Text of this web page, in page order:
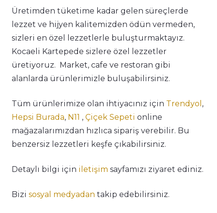
Üretimden tüketime kadar gelen süreçlerde
lezzet ve hijyen kalitemizden ödün vermeden,
sizleri en özel lezzetlerle buluşturmaktayız.
Kocaeli Kartepede sizlere özel lezzetler
üretiyoruz. Market, cafe ve restoran gibi
alanlarda ürünlerimizle buluşabilirsiniz.
Tüm ürünlerimize olan ihtiyacınız için Trendyol ,
Hepsi Burada, N11 , Çiçek Sepeti online
mağazalarımızdan hızlıca sipariş verebilir. Bu
benzersiz lezzetleri keşfe çıkabilirsiniz.
Detaylı bilgi için iletişim sayfamızı ziyaret ediniz.
Bizi sosyal medyadan takip edebilirsiniz.